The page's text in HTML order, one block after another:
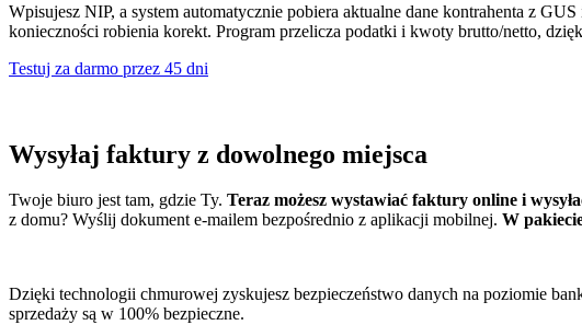
Wpisujesz NIP, a system automatycznie pobiera aktualne dane kontrahenta z
konieczności robienia korekt. Program przelicza podatki i kwoty brutto/netto,
Testuj za darmo przez 45 dni
Wysyłaj faktury z dowolnego miejsca
Twoje biuro jest tam, gdzie Ty. Teraz możesz wystawiać faktury online i
z domu? Wyślij dokument e-mailem bezpośrednio z aplikacji mobilnej. W
Dzięki technologii chmurowej zyskujesz bezpieczeństwo danych na poziomie
sprzedaży są w 100% bezpieczne.